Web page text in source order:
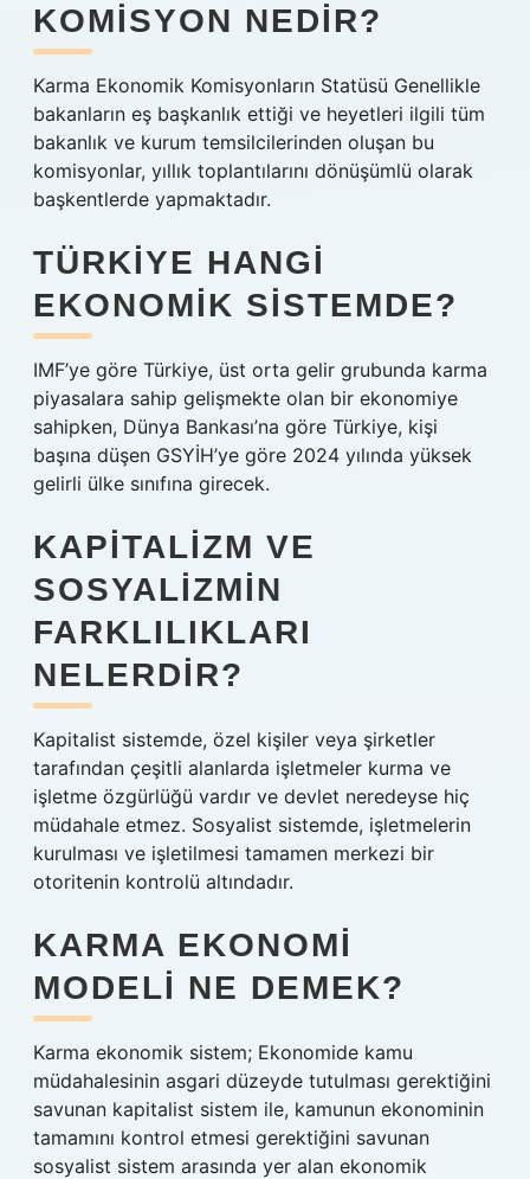
KOMISYON NEDIR?
Karma Ekonomik Komisyonların Statüsü Genellikle
bakanların eş başkanlık ettiği ve heyetleri ilgili tüm
bakanlık ve kurum temsilcilerinden oluşan bu
komisyonlar, yıllık toplantılarını dönüşümlü olarak
başkentlerde yapmaktadır.
TÜRKIYE HANGI
EKONOMIK SISTEMDE?
IMF’ye göre Türkiye, üst orta gelir grubunda karma
piyasalara sahip gelişmekte olan bir ekonomiye
sahipken, Dünya Bankası’na göre Türkiye, kişi
başına düşen GSYİH’ye göre 2024 yılında yüksek
gelirli ülke sınıfına girecek.
KAPITALIZM VE
SOSYALIZMIN
FARKLILIKLARI
NELERDIR?
Kapitalist sistemde, özel kişiler veya şirketler
tarafından çeşitli alanlarda işletmeler kurma ve
işletme özgürlüğü vardır ve devlet neredeyse hiç
müdahale etmez. Sosyalist sistemde, işletmelerin
kurulması ve işletilmesi tamamen merkezi bir
otoritenin kontrolü altındadır.
KARMA EKONOMI
MODELI NE DEMEK?
Karma ekonomik sistem; Ekonomide kamu
müdahalesinin asgari düzeyde tutulması gerektiğini
savunan kapitalist sistem ile, kamunun ekonominin
tamamını kontrol etmesi gerektiğini savunan
sosyalist sistem arasında yer alan ekonomik